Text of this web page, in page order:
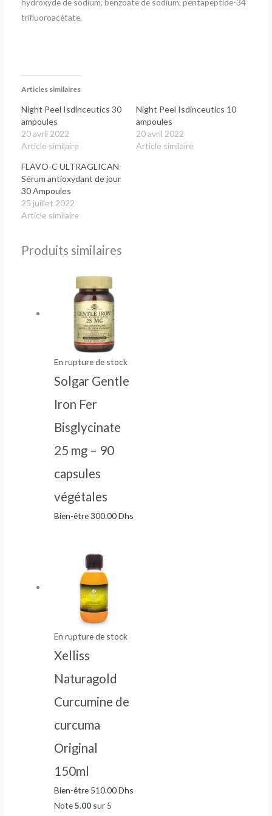
hydroxyde de sodium, benzoate de sodium, pentapeptide-34
trifluoroacétate.
Articles similaires
Night Peel Isdinceutics 30
ampoules
20 avril 2022
Article similaire
Night Peel Isdinceutics 10
ampoules
20 avril 2022
Article similaire
FLAVO-C ULTRAGLICAN
Sérum antioxydant de jour
30 Ampoules
25 juillet 2022
Article similaire
Produits similaires
En rupture de stock
Solgar Gentle
Iron Fer
Bisglycinate
25 mg – 90
capsules
végétales
Bien-être300.00Dhs
En rupture de stock
Xelliss
Naturagold
Curcumine de
curcuma
Original
150ml
Bien-être 510.00Dhs
Note5.00 sur 5